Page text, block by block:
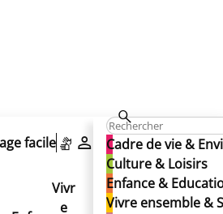
Cadre de vie &
Culture & Loisirs
Enfance &
Vivre ensemble &
facile
Mon espace
Vivr
e
Co
Ad
sécuriser les rues scolaires
pour
pour
rues scolaires